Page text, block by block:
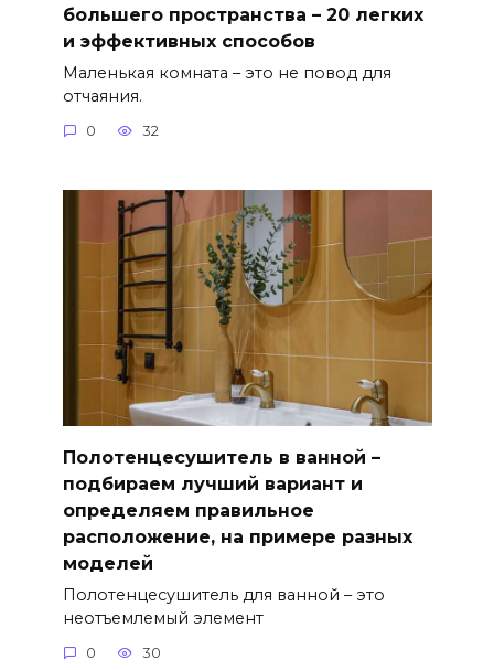
большего пространства – 20 легких
и эффективных способов
Маленькая комната – это не повод для
отчаяния.
0 32
Полотенцесушитель в ванной –
подбираем лучший вариант и
определяем правильное
расположение, на примере разных
моделей
Полотенцесушитель для ванной – это
неотъемлемый элемент
0 30